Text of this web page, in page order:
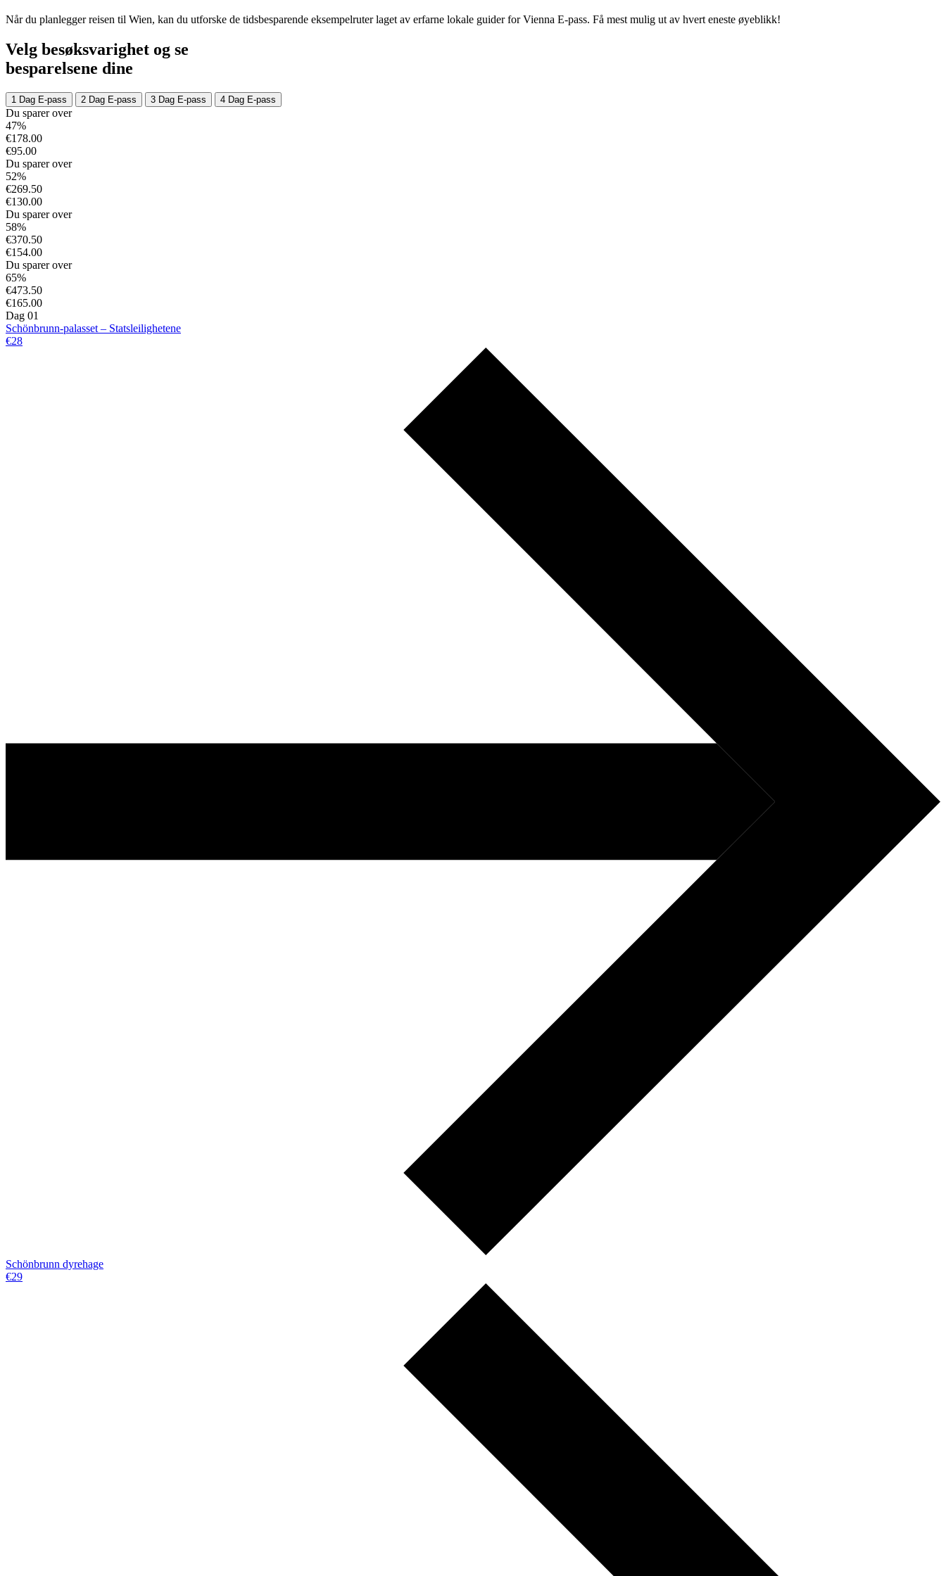
Når du planlegger reisen til Wien, kan du utforske de tidsbesparende eksempelruter laget av erfarne lokale guider for Vienna E-pass. Få mest mulig ut av hvert eneste øyeblikk!
Velg besøksvarighet og se
besparelsene dine
1 Dag E-pass 2 Dag E-pass 3 Dag E-pass 4 Dag E-pass
Du sparer over
47%
€178.00
€95.00
Du sparer over
52%
€269.50
€130.00
Du sparer over
58%
€370.50
€154.00
Du sparer over
65%
€473.50
€165.00
Dag 01
Schönbrunn-palasset – Statsleilighetene
€28
Schönbrunn dyrehage
€29